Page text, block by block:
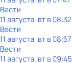
Вести
11 августа, вт в 08:32
Вести
11 августа, вт в 08:57
Вести
11 августа, вт в 09:45